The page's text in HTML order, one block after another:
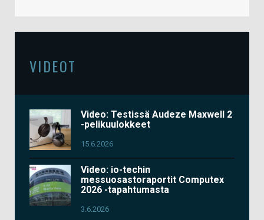
VIDEOT
Video: Testissä Audeze Maxwell 2
-pelikuulokkeet
15.6.2026
Video: io-techin
messuosastoraportit Computex
2026 -tapahtumasta
3.6.2026